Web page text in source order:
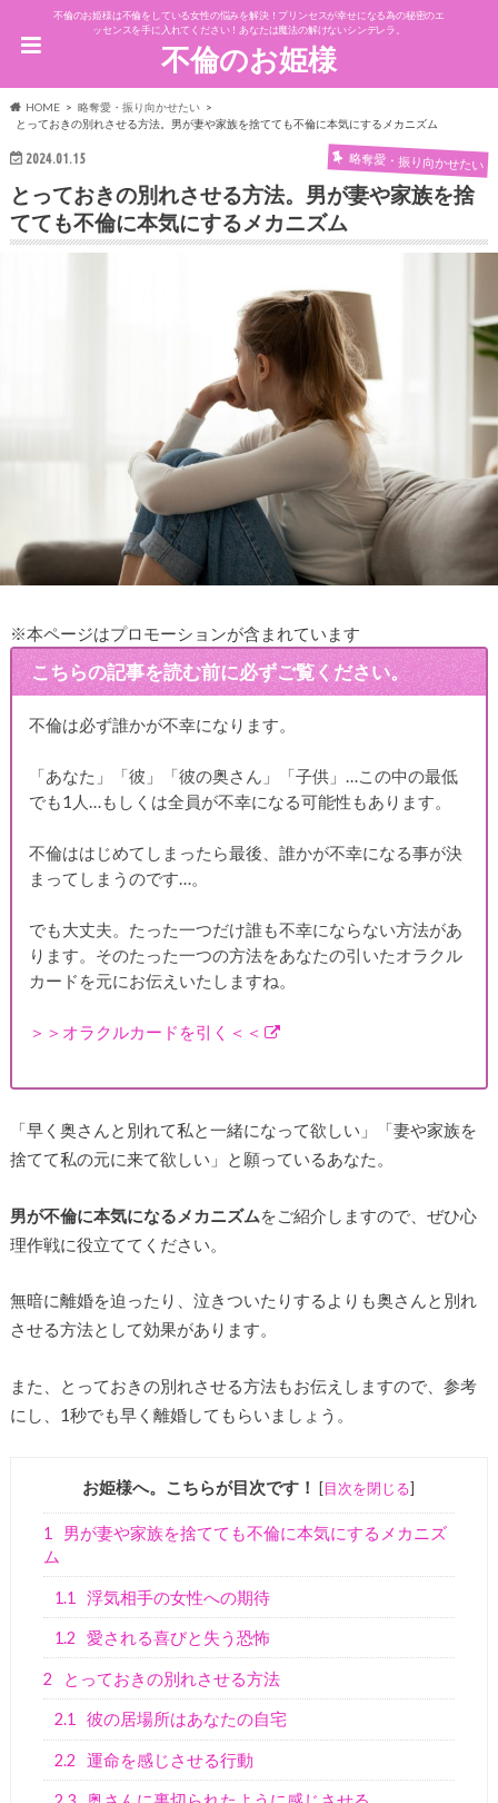
不倫のお姫様は不倫をしている女性の悩みを解決！プリンセスが幸せになる為の秘密のエ
ッセンスを手に入れてください！あなたは魔法の解けないシンデレラ。
不倫のお姫様
HOME
略奪愛・振り向かせたい
とっておきの別れさせる方法。男が妻や家族を捨てても不倫に本気にするメカニズム
2024.01.15 略奪愛・振り向かせたい
とっておきの別れさせる方法。男が妻や家族を捨
てても不倫に本気にするメカニズム
※本ページはプロモーションが含まれています
こちらの記事を読む前に必ずご覧ください。
不倫は必ず誰かが不幸になります。
「あなた」「彼」「彼の奥さん」「子供」…この中の最低
でも1人…もしくは全員が不幸になる可能性もあります。
不倫ははじめてしまったら最後、誰かが不幸になる事が決
まってしまうのです…。
でも大丈夫。たった一つだけ誰も不幸にならない方法があ
ります。そのたった一つの方法をあなたの引いたオラクル
カードを元にお伝えいたしますね。
＞＞オラクルカードを引く＜＜
「早く奥さんと別れて私と一緒になって欲しい」「妻や家族を
捨てて私の元に来て欲しい」と願っているあなた。
男が不倫に本気になるメカニズムをご紹介しますので、ぜひ心
理作戦に役立ててください。
無暗に離婚を迫ったり、泣きついたりするよりも奥さんと別れ
させる方法として効果があります。
また、とっておきの別れさせる方法もお伝えしますので、参考
にし、1秒でも早く離婚してもらいましょう。
お姫様へ。こちらが目次です！ [目次を閉じる]
1
男が妻や家族を捨てても不倫に本気にするメカニズ
ム
1.1 浮気相手の女性への期待
1.2 愛される喜びと失う恐怖
2 とっておきの別れさせる方法
2.1 彼の居場所はあなたの自宅
2.2 運命を感じさせる行動